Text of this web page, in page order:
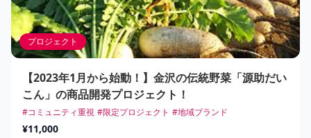
プロジェクト
【2023年1月から始動！】金沢の伝統野菜「源助だい
こん」の商品開発プロジェクト！
#コミュニティ重視 #限定プロジェクト #地域ブランド
¥11,000